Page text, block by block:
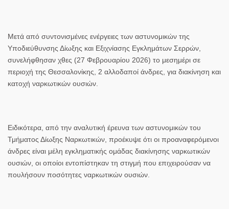
Μετά από συντονισμένες ενέργειες των αστυνομικών της
Υποδιεύθυνσης Δίωξης και Εξιχνίασης Εγκλημάτων Σερρών,
συνελήφθησαν χθες (27 Φεβρουαρίου 2026) το μεσημέρι σε
περιοχή της Θεσσαλονίκης, 2 αλλοδαποί άνδρες, για διακίνηση και
κατοχή ναρκωτικών ουσιών.
Ειδικότερα, από την αναλυτική έρευνα των αστυνομικών του
Τμήματος Δίωξης Ναρκωτικών, προέκυψε ότι οι προαναφερόμενοι
άνδρες είναι μέλη εγκληματικής ομάδας διακίνησης ναρκωτικών
ουσιών, οι οποίοι εντοπίστηκαν τη στιγμή που επιχειρούσαν να
πουλήσουν ποσότητες ναρκωτικών ουσιών.